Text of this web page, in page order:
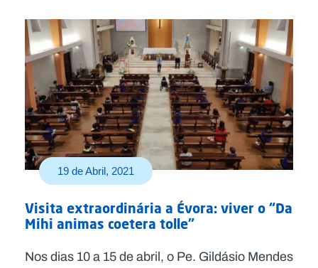
19 de Abril, 2021
Visita extraordinária a Évora: viver o “Da
Mihi animas coetera tolle”
Nos dias 10 a 15 de abril, o Pe. Gildásio Mendes